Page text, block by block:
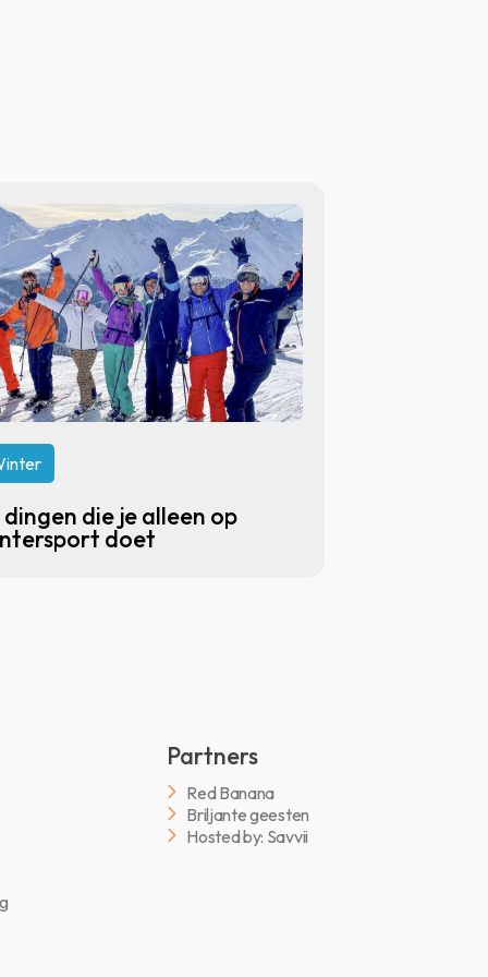
dingen die je alleen op
doet
Partners
Red Banana
Briljante geesten
Hosted by: Savvii